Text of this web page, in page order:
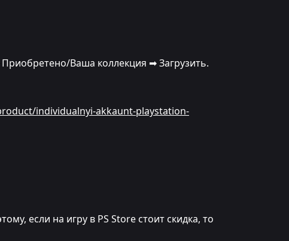
Ваша коллекция ➡ Загрузить.
individualnyi-akkaunt-playstation-
если на игру в PS Store стоит скидка, то